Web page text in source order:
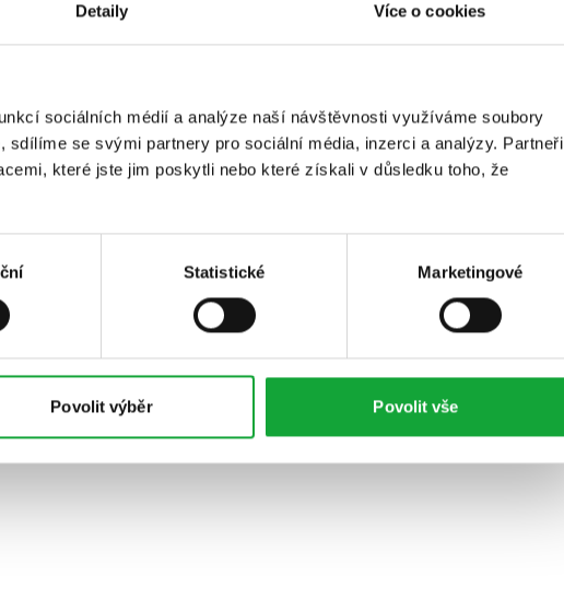
Detaily Více o cookies
sociálních médií a analýze naší návštěvnosti využíváme soubory
sdílíme se svými partnery pro sociální média, inzerci a analýzy. Partneři
které jste jim poskytli nebo které získali v důsledku toho, že
Statistické Marketingové
Povolit výběr Povolit vše